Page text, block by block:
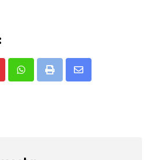
WhatsappPrint
Share